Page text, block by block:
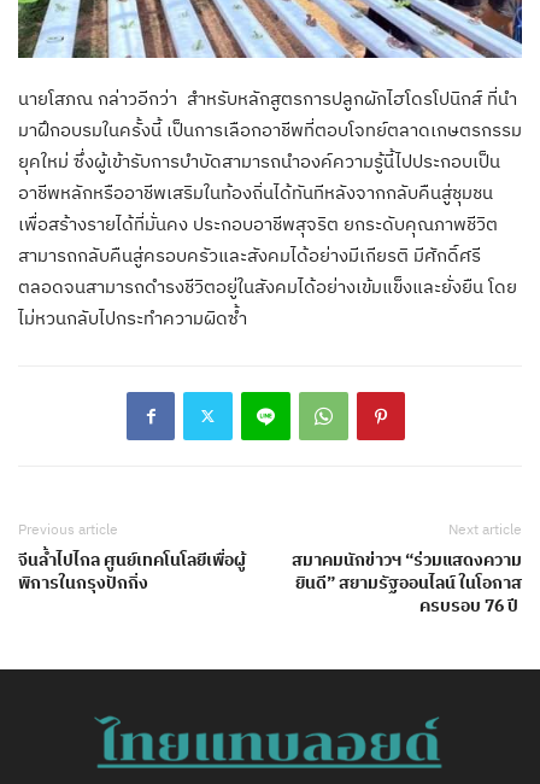
นายโสภณ กล่าวอีกว่า สำหรับหลักสูตรการปลูกผักไฮโดรโปนิกส์ ที่นำ
มาฝึกอบรมในครั้งนี้ เป็นการเลือกอาชีพที่ตอบโจทย์ตลาดเกษตรกรรม
ยุคใหม่ ซึ่งผู้เข้ารับการบำบัดสามารถนำองค์ความรู้นี้ไปประกอบเป็น
อาชีพหลักหรืออาชีพเสริมในท้องถิ่นได้ทันทีหลังจากกลับคืนสู่ชุมชน
เพื่อสร้างรายได้ที่มั่นคง ประกอบอาชีพสุจริต ยกระดับคุณภาพชีวิต
สามารถกลับคืนสู่ครอบครัวและสังคมได้อย่างมีเกียรติ มีศักดิ์ศรี
ตลอดจนสามารถดำรงชีวิตอยู่ในสังคมได้อย่างเข้มแข็งและยั่งยืน โดย
ไม่หวนกลับไปกระทำความผิดซ้ำ
Previous article
จีนล้ำไปไกล ศูนย์เทคโนโลยีเพื่อผู้
พิการในกรุงปักกิ่ง
Next article
สมาคมนักข่าวฯ “ร่วมแสดงความ
ยินดี” สยามรัฐออนไลน์ ในโอกาส
ครบรอบ 76 ปี